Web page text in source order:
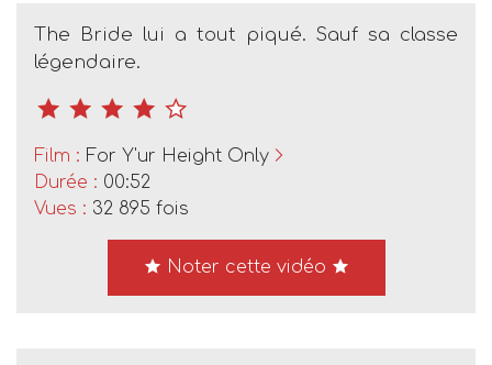
The Bride lui a tout piqué. Sauf sa classe
légendaire.
Film : For Y'ur Height Only
Durée : 00:52
Vues : 32 895 fois
Noter cette vidéo